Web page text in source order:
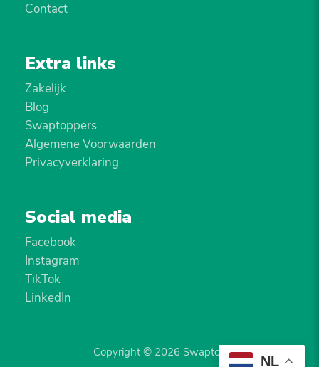
Contact
Extra links
Zakelijk
Blog
Swaptoppers
Algemene Voorwaarden
Privacyverklaring
Social media
Facebook
Instagram
TikTok
LinkedIn
Copyright © 2026 Swaptop
NL